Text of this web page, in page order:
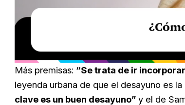
34.00%
Más premisas: “Se trata de ir
leyenda urbana de que el desayuno es
clave es un buen desayuno” y el de